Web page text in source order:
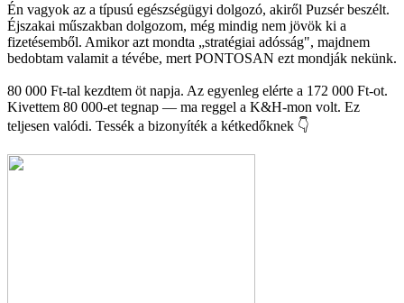
Én vagyok az a típusú egészségügyi dolgozó, akiről Puzsér beszélt.
Éjszakai műszakban dolgozom, még mindig nem jövök ki a
fizetésemből. Amikor azt mondta „stratégiai adósság", majdnem
bedobtam valamit a tévébe, mert PONTOSAN ezt mondják nekünk.
80 000 Ft-tal kezdtem öt napja. Az egyenleg elérte a 172 000 Ft-ot.
Kivettem 80 000-et tegnap — ma reggel a K&H-mon volt. Ez
teljesen valódi. Tessék a bizonyíték a kétkedőknek 👇